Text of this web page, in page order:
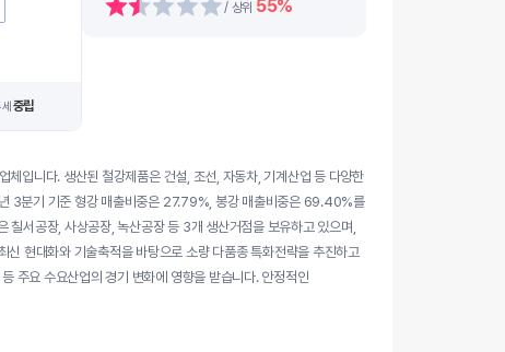
중립
/ 상위 55%
입니다. 생산된 철강제품은 건설, 조선, 자동차, 기계산업 등 다양한
3분기 기준 형강 매출비중은 27.79%, 봉강 매출비중은 69.40%를
서공장, 사상공장, 녹산공장 등 3개 생산거점을 보유하고 있으며,
현대화와 기술축적을 바탕으로 소량 다품종 특화전략을 추진하고
주요 수요산업의 경기 변화에 영향을 받습니다. 안정적인